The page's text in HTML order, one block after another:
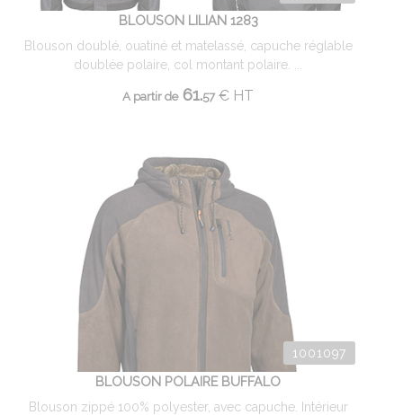
BLOUSON LILIAN 1283
Blouson doublé, ouatiné et matelassé, capuche réglable
doublée polaire, col montant polaire. ...
A partir de61.57 € HT
1001097
BLOUSON POLAIRE BUFFALO
Blouson zippé 100% polyester, avec capuche. Intérieur